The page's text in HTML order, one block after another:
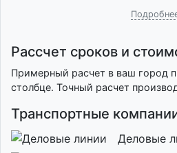
Рассчет сроков и
Примерный расчет в ваш город
столбце. Точный расчет
Транспортные
Деловые